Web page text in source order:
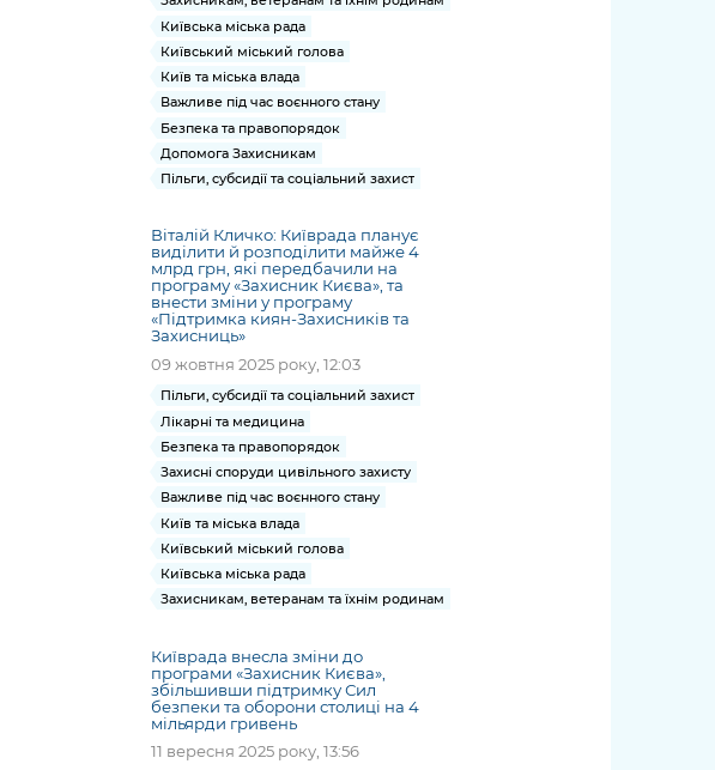
Київська міська рада
Київський міський голова
Київ та міська влада
Важливе під час воєнного стану
Безпека та правопорядок
Допомога Захисникам
Пільги, субсидії та соціальний захист
Віталій Кличко: Київрада планує
виділити й розподілити майже 4
млрд грн, які передбачили на
програму «Захисник Києва», та
внести зміни у програму
«Підтримка киян-Захисників та
Захисниць»
09 жовтня 2025 року, 12:03
Пільги, субсидії та соціальний захист
Лікарні та медицина
Безпека та правопорядок
Захисні споруди цивільного захисту
Важливе під час воєнного стану
Київ та міська влада
Київський міський голова
Київська міська рада
Захисникам, ветеранам та їхнім родинам
Київрада внесла зміни до
програми «Захисник Києва»,
збільшивши підтримку Сил
безпеки та оборони столиці на 4
мільярди гривень
11 вересня 2025 року, 13:56